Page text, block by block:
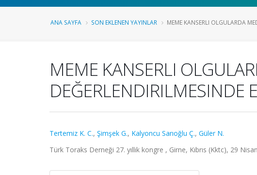
ANA SAYFA SON EKLENEN YAYINLAR MEME KANSERLI OLGULARDA
MEME KANSERLI
DEĞERLENDIRILMESINDE
Tertemiz K. C., Şimşek G., Kalyoncu Sarıoğlu Ç., Güler N.
Türk Toraks Derneği 27. yıllık kongre , Girne, Kıbrıs (Kktc), 29